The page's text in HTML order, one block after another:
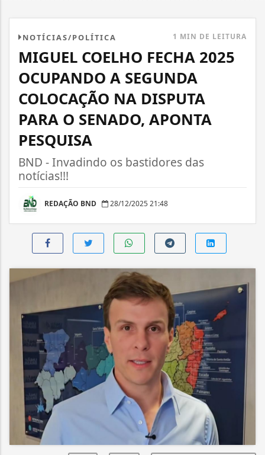
NOTÍCIAS/POLÍTICA 1 MIN DE LEITURA
MIGUEL COELHO FECHA 2025
OCUPANDO A SEGUNDA
COLOCAÇÃO NA DISPUTA
PARA O SENADO, APONTA
PESQUISA
BND - Invadindo os bastidores das
notícias!!!
REDAÇÃO BND 28/12/2025 21:48